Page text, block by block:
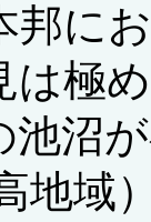
邦に
は極
池沼
地域